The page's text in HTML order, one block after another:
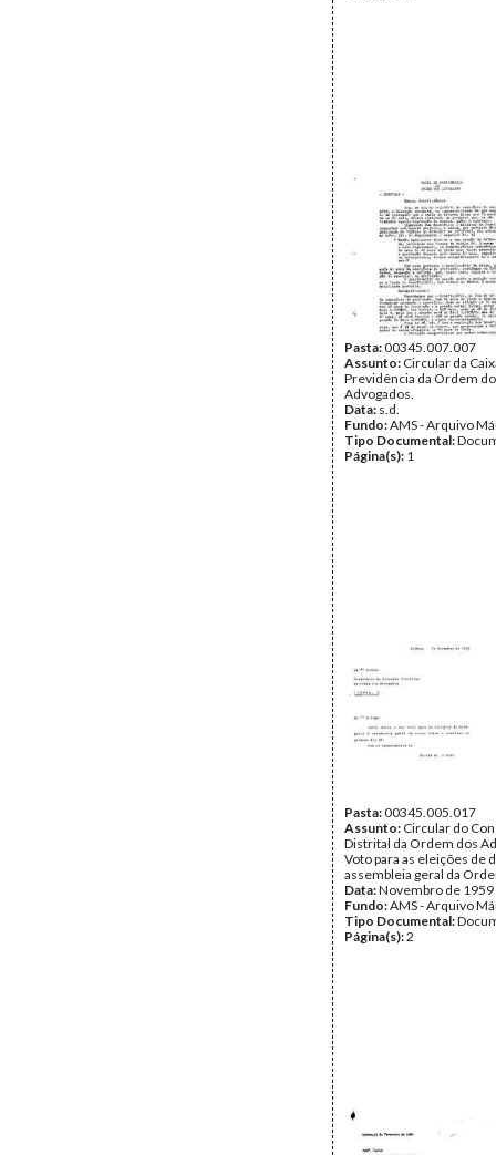
Pasta:00345.007.007
Assunto: Circular da
Previdência da Ordem
Advogados.
Data: s.d.
Fundo:AMS - Arquivo
Tipo Documental:
Página(s): 1
Pasta:00345.005.017
Assunto: Circular do
Distrital da Ordem dos
Voto para as eleições de
assembleia geral da
Data:Novembro de 1959
Fundo:AMS - Arquivo
Tipo Documental:
Página(s):2